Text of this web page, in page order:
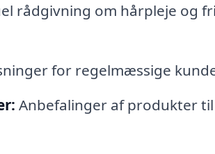
rådgivning om hårpleje og
for regelmæssige
Anbefalinger af produkter